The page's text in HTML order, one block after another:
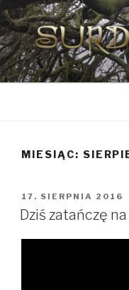
Przejdź
do
treści
MIESIĄC:
OPUBLIKOWANE
W
17. SIERPNIA 2016
Dziś zatańczę